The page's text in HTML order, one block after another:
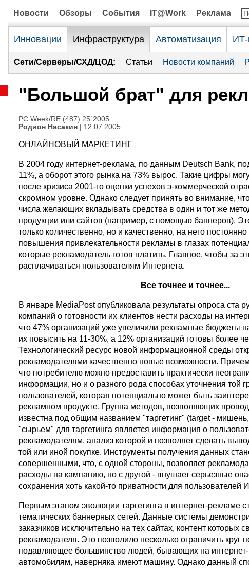
Новости Обзоры События IT@Work Реклама
Инновации Инфраструктура Автоматизация ИТ-
Сети/Серверы/СХД/ЦОД: Статьи Новости компаний
"Большой брат" для
PC Week/RE (487) 25`2005
Родион Насакин | 12.07.2005
ОНЛАЙНОВЫЙ МАРКЕТИНГ
В 2004 году интернет-реклама, по данным Deutsch Bank,
11%, а оборот этого рынка на 73% вырос. Такие цифры
после кризиса 2001-го оценки успехов э-коммерческой
скромном уровне. Однако следует принять во внимание,
числа желающих вкладывать средства в один и тот же
продукции или сайтов (например, с помощью баннеров).
только количественно, но и качественно, на него
повышения привлекательности рекламы в глазах
которые рекламодатель готов платить. Главное, чтобы за
расплачиваться пользователям Интернета.
Все точнее и точнее...
В январе MediaPost опубликовала результаты опроса ста
компаний о готовности их клиентов нести расходы на
что 47% организаций уже увеличили рекламные бюджеты
их повысить на 11-30%, а 12% организаций готовы более
Технологический ресурс новой информационной среды
рекламодателями качественно новые возможности.
что потребителю можно предоставить практически
информации, но и о разного рода способах уточнения той
пользователей, которая потенциально может быть
рекламном продукте. Группа методов, позволяющих
известна под общим названием "таргетинг" (target -
"сырьем" для таргетинга является информация о
рекламодателям, анализ которой и позволяет сделать
той или иной покупке. Инструменты получения данных
совершенными, что, с одной стороны, позволяет
расходы на кампанию, но с другой - внушает серьезные
сохранения хоть какой-то приватности для пользователей
Первым этапом эволюции таргетинга в интернет-рекламе
тематических баннерных сетей. Данные системы
заказчиков исключительно на тех сайтах, контент которых
рекламодателя. Это позволило несколько ограничить круг
подавляющее большинство людей, бывающих на
автомобилям, наверняка имеют машину. Однако данный